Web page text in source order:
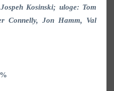
Kosinski; uloge: Tom
Connelly, Jon Hamm, Val